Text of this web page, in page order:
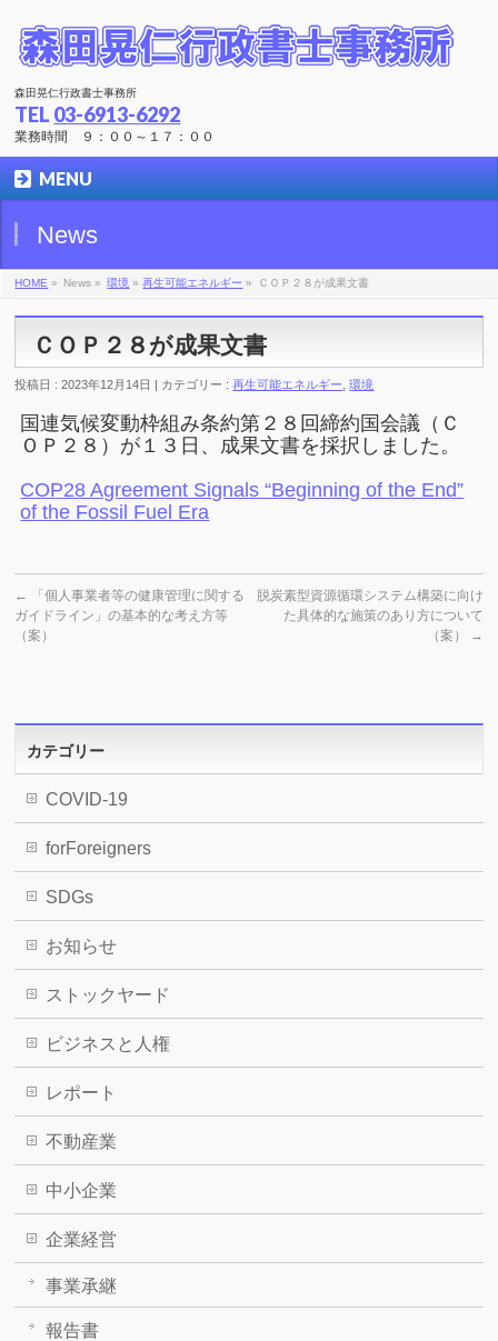
森田晃仁行政書士事務所
TEL 03-6913-6292
業務時間 ９：００～１７：００
MENU
News
HOME » News » 環境 »再生可能エネルギー » ＣＯＰ２８が成果文書
ＣＯＰ２８が成果文書
投稿日 : 2023年12月14日 | カテゴリー :再生可能エネルギー ,環境
国連気候変動枠組み条約第２８回締約国会議（Ｃ
ＯＰ２８）が１３日、成果文書を採択しました。
COP28 Agreement Signals “Beginning of the End”
of the Fossil Fuel Era
←
「個人事業者等の健康管理に関する
ガイドライン」の基本的な考え方等
（案）
脱炭素型資源循環システム構築に向け
た具体的な施策のあり方について
（案）
→
カテゴリー
COVID-19
forForeigners
SDGs
お知らせ
ストックヤード
ビジネスと人権
レポート
不動産業
中小企業
企業経営
事業承継
報告書